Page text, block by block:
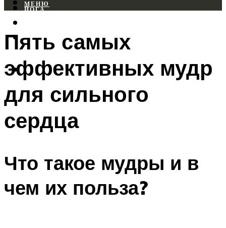
ЙОГА
ФИТНЕС
МЕНЮ
МЕНЮ
Пять самых
эффективных мудр
для сильного
сердца
Что такое мудры и в
чем их польза?